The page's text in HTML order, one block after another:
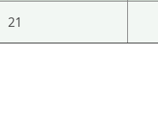
21